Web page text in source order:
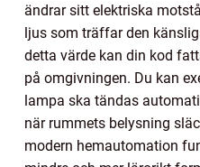
ändrar sitt elektriska
ljus som träffar den
detta värde kan din kod
på omgivningen. Du kan
lampa ska tändas
när rummets belysning
modern hemautomation